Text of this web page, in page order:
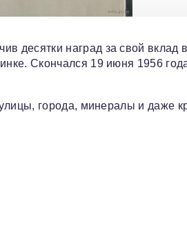
десятки наград за свой вклад в
Скончался 19 июня 1956
города, минералы и даже